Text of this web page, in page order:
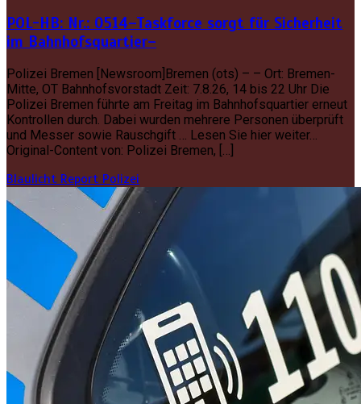
POL-HB: Nr.: 0514–Taskforce sorgt für Sicherheit
im Bahnhofsquartier–
Polizei Bremen [Newsroom]Bremen (ots) – – Ort: Bremen-
Mitte, OT Bahnhofsvorstadt Zeit: 7.8.26, 14 bis 22 Uhr Die
Polizei Bremen führte am Freitag im Bahnhofsquartier erneut
Kontrollen durch. Dabei wurden mehrere Personen überprüft
und Messer sowie Rauschgift … Lesen Sie hier weiter…
Original-Content von: Polizei Bremen, […]
Blaulicht Report Polizei